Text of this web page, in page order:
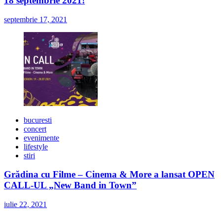
septembrie 17, 2021
bucuresti
concert
evenimente
lifestyle
stiri
Grădina cu Filme – Cinema & More a lansat OPEN
CALL-UL „New Band in Town”
iulie 22, 2021